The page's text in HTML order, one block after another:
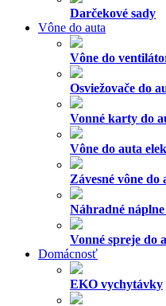
Darčekové sady
Vône do auta
Vône do
Osviežovače do
Vonné karty do
Vône do auta
Závesné vône do
Náhradné
Vonné spreje do
Domácnosť
EKO vychytávky